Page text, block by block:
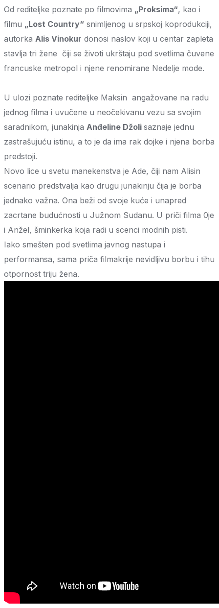
Od rediteljke poznate po filmovima „Proksima“, kao i
filmu „Lost Country“ snimljenog u srpskoj koprodukciji,
autorka Alis Vinokur donosi naslov koji u centar zapleta
stavlja tri žene čiji se životi ukrštaju pod svetlima čuvene
francuske metropol i njene renomirane Nedelje mode.
U ulozi poznate rediteljke Maksin angažovane na radu
jednog filma i uvučene u neočekivanu vezu sa svojim
saradnikom, junakinja Anđeline Džoli saznaje jednu
zastrašujuću istinu, a to je da ima rak dojke i njena borba
predstoji.
Novo lice u svetu manekenstva je Ade, čiji nam Alisin
scenario predstvalja kao drugu junakinju čija je borba
jednako važna. Ona beži od svoje kuće i unapred
zacrtane budućnosti u Južnom Sudanu. U priči filma 0je
i Anžel, šminkerka koja radi u scenci modnih pisti.
Iako smešten pod svetlima javnog nastupa i
performansa, sama priča filmakrije nevidljivu borbu i tihu
otpornost triju žena.